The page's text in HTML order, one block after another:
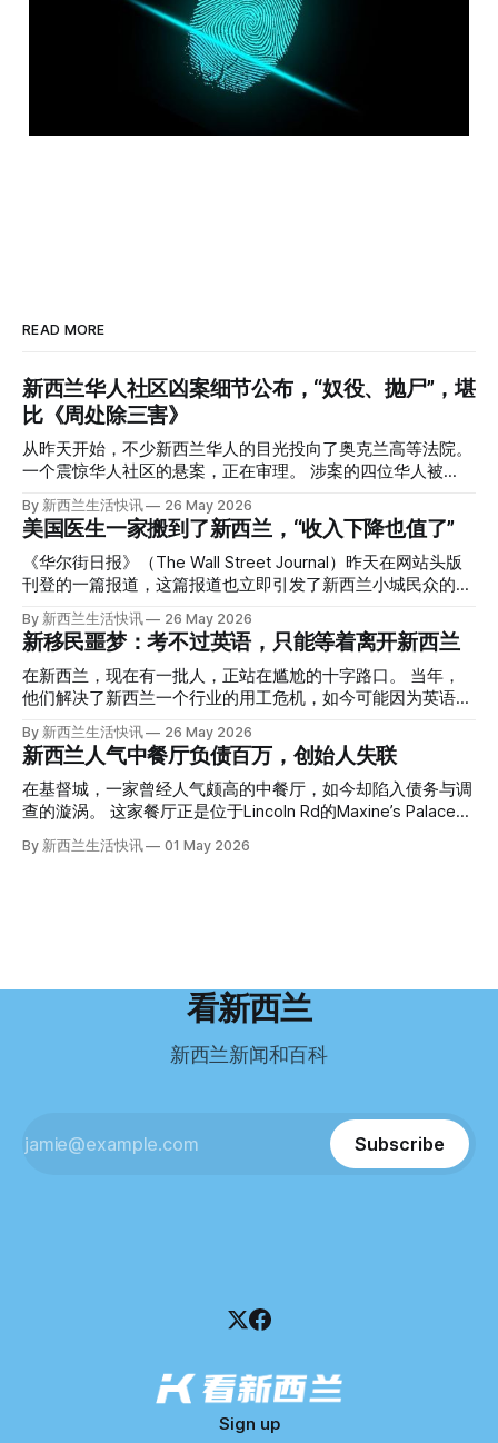
READ MORE
新西兰华人社区凶案细节公布，“奴役、抛尸”，堪
比《周处除三害》
从昨天开始，不少新西兰华人的目光投向了奥克兰高等法院。
一个震惊华人社区的悬案，正在审理。 涉案的四位华人被
告，站在了法庭，被控与一位70岁中国女人的死有关。 事情
的复杂程度，远超人们的想象。 神秘的黑色塑料袋 先让我们
回到2024年3月12日。 新西兰一个名叫Paul Middleton的老
人，在奥克兰Gulf Harbour钓鱼时，发现了一个黑色塑料袋，
里面是一堆衣服。 再扒开衣服，他看到了一只手，一只人
腰部对折，黑色胶带缠着头、手腕和身体，整个人被绑成胎儿
状。 两个10公斤的米袋装满了石头，用胶带死死缠在尸体
上。 死者是亚洲面孔的老年女性，头部、脸、胳膊都有钝器
伤，当时身穿一件“娟燕牌”内衣和黑色长裤。 她是谁？没有人
Operation Parade的案子，开始调查。 米袋泄露秘密 破案的
关键，是两个米袋。这两个塑料米袋里装着用来压住尸体的花
园石头。 每个米袋上都有序列号。 警察一家家查，发现这批
米是在奥克兰北岸一家超市卖的。
By 新西兰生活快讯 26 May 2026
美国医生一家搬到了新西兰，“收入下降也值了”
《华尔街日报》（The Wall Street Journal）昨天在网站头版
刊登的一篇报道，这篇报道也立即引发了新西兰小城民众的兴
趣： “精疲力尽的美国医生，正在离开美国，前往新西兰一座
偏远小镇。” “精疲力尽的美国医生”搬家新西兰 四年前，在加
州拉霍亚（La Jolla）一家医院担任内科医生的Brandon
Williams医生达到了崩溃的边缘。 患者人数激增、医疗人员短
缺、医疗事故诉讼的威胁，以及对患者无力支付医疗费用的忧
（PTSD）。他的其中一位同事甚至因自杀身亡。 他并不想放
弃从医，但他不想再在美国行医了。 于是，他与38岁的妻子
Ellen Williams开始在欧洲寻找更好的选择。 就在那时，他收
到了一封来自新西兰医疗招聘人员的信。 “虽然跑到那个‘与世
义。”现年39岁的加州人Brandon说道。 2024年11月，这家人
By 新西兰生活快讯 26 May 2026
新移民噩梦：考不过英语，只能等着离开新西兰
在新西兰，现在有一批人，正站在尴尬的十字路口。 当年，
他们解决了新西兰一个行业的用工危机，如今可能因为英语考
试，不得不在几年内离开这个国家。 一位移民的无奈感叹：
“如果我们真能考到那个分数，就不会来开公交车了。” 因为英
语，他们一直无法上岸 来自菲律宾的Ryan De Guzman，就是
这批人中的一员。 2023年，当他看到新西兰招聘海外公交司
机的信息时，几乎没有犹豫就提交了申请。 “我听说这里气候
年3月抵达奥克兰。 当时心里盘算着：努力工作两年，申请居
所需的英语门槛。 De Guzman选择了另一项考试——
Pearson Test of English，最终成绩是45分，而申请要求是58
By 新西兰生活快讯 26 May 2026
新西兰人气中餐厅负债百万，创始人失联
在基督城，一家曾经人气颇高的中餐厅，如今却陷入债务与调
查的漩涡。 这家餐厅正是位于Lincoln Rd的Maxine’s Palace。
其背后的公司已进入清算程序，债务总额接近100万纽币，而
引人关注的是——清算人目前无法联系到创始人本人。 今年3
纽币，员工索赔金额仍在核算中。 整体债务规模，已经逼近
这导致公司财务记录尚未完全掌握，资产处置是否合理仍待核
在核查资产出售是否符合市
By 新西兰生活快讯 01 May 2026
看新西兰
新西兰新闻和百科
Subscribe
Sign up